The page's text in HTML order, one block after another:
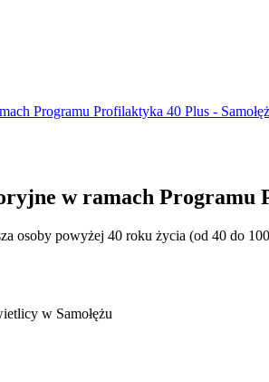
Programu Profilaktyka 40 Plus - Samołęż
w ramach Programu
osoby powyżej 40 roku życia (od 40 do
w Samołężu